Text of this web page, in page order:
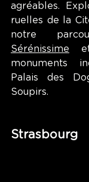
agréables.
ruelles de la
notre
Sérénissime et
monuments
Palais des
Soupirs.
Strasbourg